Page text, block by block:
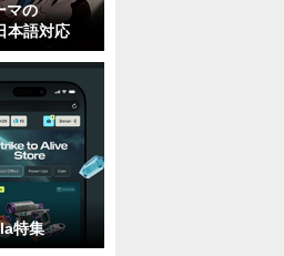
マの
本語対応
特集